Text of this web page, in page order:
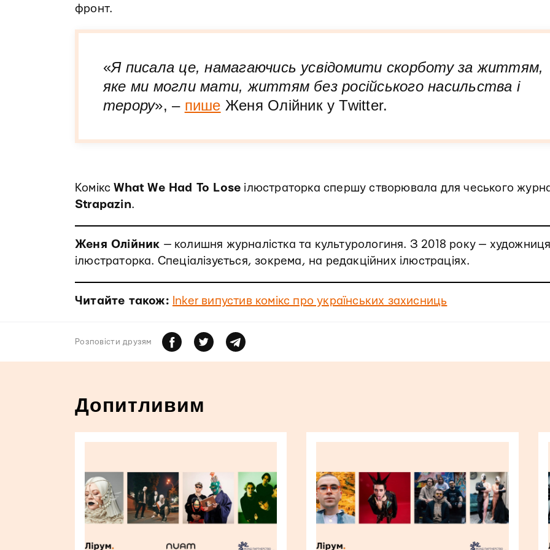
фронт.
«Я писала це, намагаючись усвідомити скорботу за життям,
яке ми могли мати, життям без російського насильства і
терору», – пише Женя Олійник у Twitter.
КоміксWhat We Had To Lose ілюстраторка спершу створювала для чеського
Strapazin.
Женя Олійник — колишня журналістка та культурологиня. З 2018 року —
ілюстраторка. Спеціалізується, зокрема, на редакційних ілюстраціях.
Читайте також: Inker випустив комікс про українських захисниць
Розповiсти друзям
Допитливим